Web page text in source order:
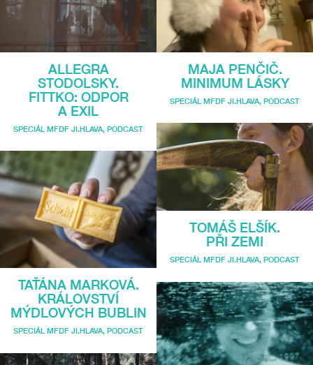
ALLEGRA
STODOLSKY.
FITTKO: ODPOR
A EXIL
SPECIÁL MFDF JI.HLAVA, PODCAST
TAŤÁNA MARKOVÁ.
KRÁLOVSTVÍ
MÝDLOVÝCH BUBLIN
SPECIÁL MFDF JI.HLAVA, PODCAST
MAJA PENČIČ.
MINIMUM LÁSKY
SPECIÁL MFDF JI.HLAVA, PODCAST
TOMÁŠ ELŠÍK.
PŘI ZEMI
SPECIÁL MFDF JI.HLAVA, PODCAST